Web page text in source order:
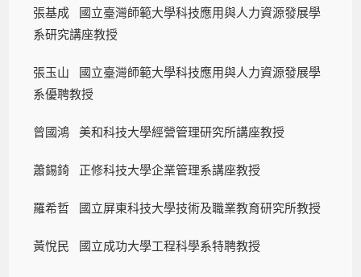
張基成 國立臺灣師範大學科技應用與人力資源發展學
系研究講座教授
張玉山 國立臺灣師範大學科技應用與人力資源發展學
系優聘教授
曾國鴻 美和科技大學經營管理研究所講座教授
蕭錫錡 正修科技大學企業管理系講座教授
羅希哲 國立屏東科技大學技術及職業教育研究所教授
黃悅民 國立成功大學工程科學系特聘教授